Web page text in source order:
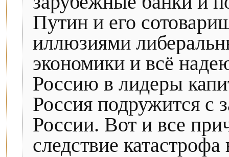
Путин и его
иллюзиями
экономики и всё
Россию в лидеры
Россия подружится с
России. Вот и все
следствие